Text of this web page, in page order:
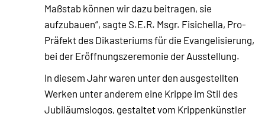
Maßstab können wir dazu beitragen, sie
aufzubauen“, sagte S.E.R. Msgr. Fisichella, Pro-
Präfekt des Dikasteriums für die Evangelisierung,
bei der Eröffnungszeremonie der Ausstellung.
In diesem Jahr waren unter den ausgestellten
Werken unter anderem eine Krippe im Stil des
Jubiläumslogos, gestaltet vom Krippenkünstler